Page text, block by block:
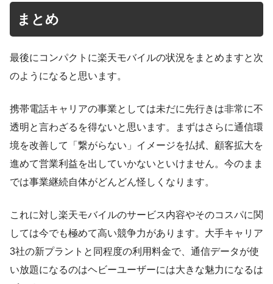
まとめ
最後にコンパクトに楽天モバイルの状況をまとめますと次
のようになると思います。
携帯電話キャリアの事業としては未だに先行きは非常に不
透明と言わざるを得ないと思います。まずはさらに通信環
境を改善して「繋がらない」イメージを払拭、顧客拡大を
進めて営業利益を出していかないといけません。今のまま
では事業継続自体がどんどん怪しくなります。
これに対し楽天モバイルのサービス内容やそのコスパに関
しては今でも極めて高い競争力があります。大手キャリア
3社の新プラントと同程度の利用料金で、通信データが使
い放題になるのはヘビーユーザーには大きな魅力になるは